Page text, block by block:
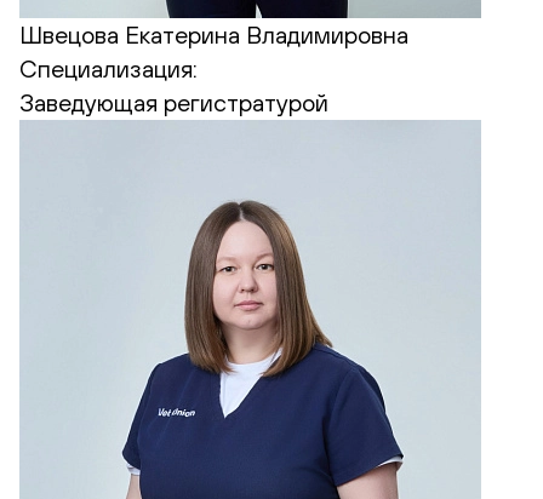
Швецова Екатерина Владимировна
Специализация:
Заведующая регистратурой